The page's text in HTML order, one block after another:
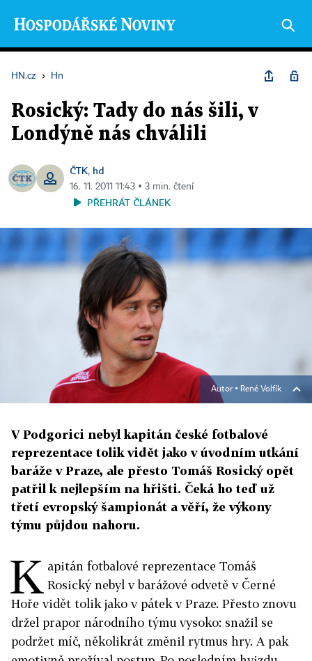
HN.cz › Hn
Rosický: Tady do nás šili, v
Londýně nás chválili
ČTK, hd
16. 11. 2011 11:43 ▪ 3 min. čtení
PŘEHRÁT ČLÁNEK
Autor ▪ René Volfík
V Podgorici nebyl kapitán české fotbalové
reprezentace tolik vidět jako v úvodním utkání
baráže v Praze, ale přesto Tomáš Rosický opět
patřil k nejlepším na hřišti. Čeká ho teď už
třetí evropský šampionát a věří, že výkony
týmu půjdou nahoru.
K apitán fotbalové reprezentace Tomáš
Rosický nebyl v barážové odvetě v Černé
Hoře vidět tolik jako v pátek v Praze. Přesto znovu
držel prapor národního týmu vysoko: snažil se
podržet míč, několikrát změnil rytmus hry. A pak